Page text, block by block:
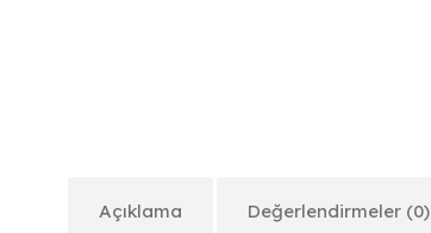
Açıklama Değerlendirmeler (0)